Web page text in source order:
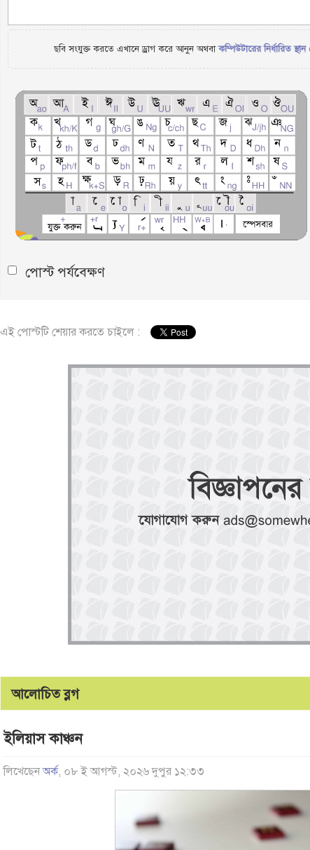
ছবি সংযুক্ত করতে এখানে ড্রাগ করে আনুন অথবাকম্পিউটারের নির্ধারিত
পোস্ট পর্যবেক্ষণ
এই পোস্টটি শেয়ার করতে চাইলে :
আলোচিত ব্লগ
ইলিয়াস কাঞ্চন
লিখেছেনঅর্ক, ০৮ ই আগস্ট, ২০২৬ দুপুর ১২:৩৩